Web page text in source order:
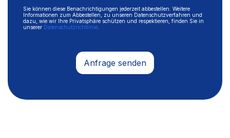
Sie können diese Benachrichtigungen jederzeit abbestellen. Weitere
Informationen zum Abbestellen, zu unseren Datenschutzverfahren und
dazu, wie wir Ihre Privatsphäre schützen und respektieren, finden Sie in
unserer Datenschutzrichtlinie